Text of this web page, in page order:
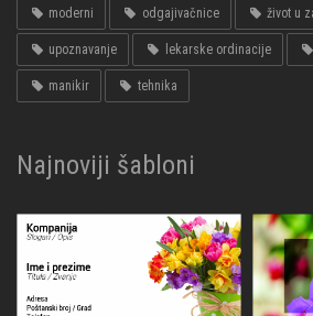
moderni odgajivačnice život u
upoznavanje lekarske ordinacije
manikir tehnika
Najnoviji šabloni